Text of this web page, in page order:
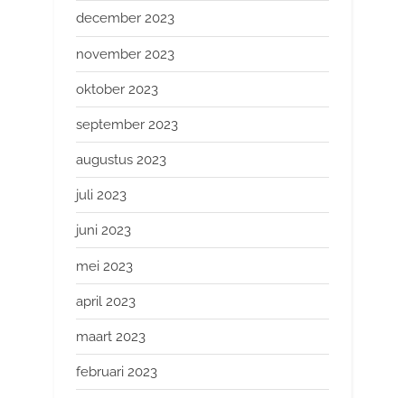
december 2023
november 2023
oktober 2023
september 2023
augustus 2023
juli 2023
juni 2023
mei 2023
april 2023
maart 2023
februari 2023